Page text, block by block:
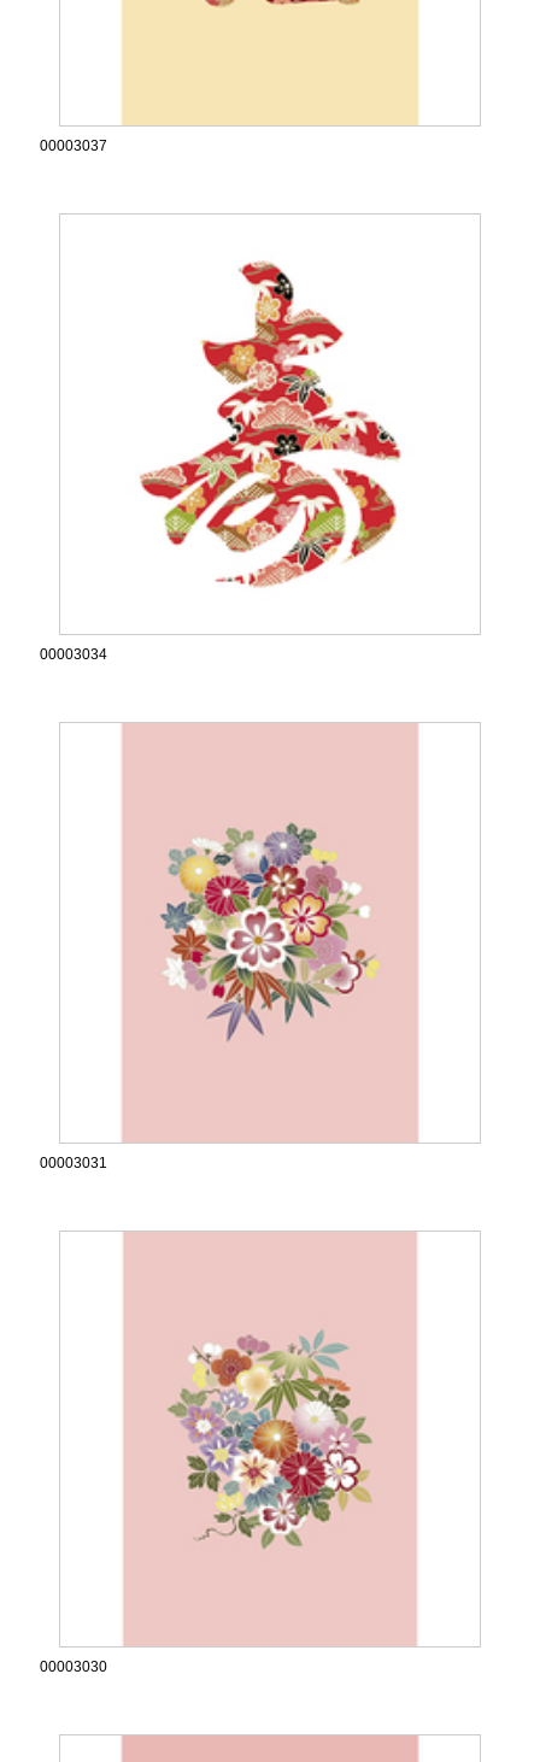
00003037
00003034
00003031
00003030